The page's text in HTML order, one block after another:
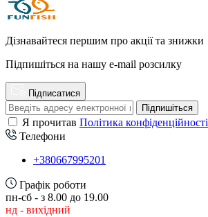
Дізнавайтеся першим про акції та знижки
Підпишіться на нашу e-mail розсилку
Підписатися
Підпишіться
Я прочитав Політика конфіденційності
Телефони
+380667995201
Графік роботи
пн-сб - з 8.00 до 19.00
нд - вихідний